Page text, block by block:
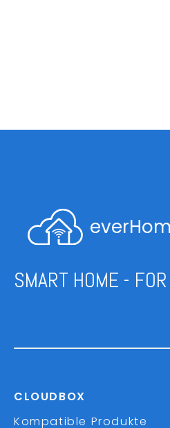
SMART HOME -
CLOUDBOX
Kompatible Produkte